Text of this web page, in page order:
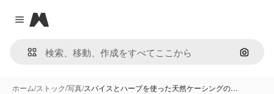
Close menu
Magnific
画像で
ホーム/ストック/写真/スパイスとハーブを使った天然ケーシングの…